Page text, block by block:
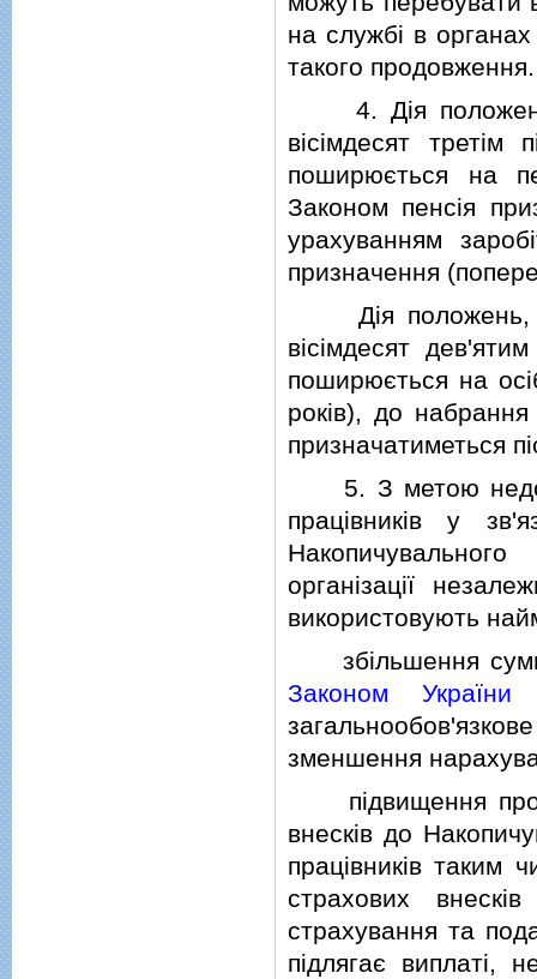
на службi в
такого продовження.
4. Дiя положень,
вiсiмдесят третiм
поширюється на
Законом пенсiя
урахуванням
призначення
Дiя положень,
вiсiмдесят
поширюється на
рокiв), до
призначатиметься
5. З метою
працiвникiв у
органiзацiї
використовують
збiльшення суми
Законом України
зменшення
пiдвищення
внескiв до
працiвникiв таким
страхових
страхування та
пiдлягає виплатi,